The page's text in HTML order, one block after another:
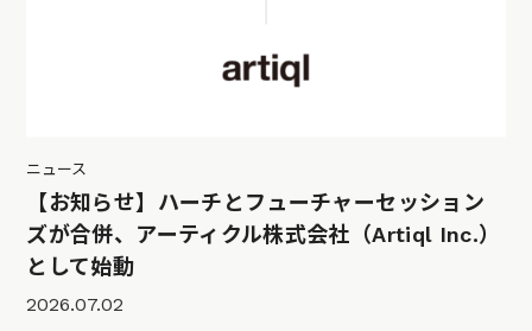
ニュース
【お知らせ】ハーチとフューチャーセッション
ズが合併、アーティクル株式会社（Artiql Inc.）
として始動
2026.07.02